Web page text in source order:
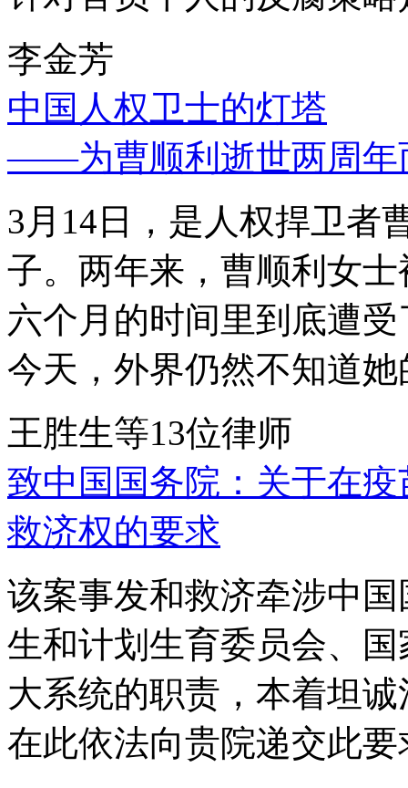
李金芳
中国人权卫士的灯塔
——为曹顺利逝世两周年
3月14日，是人权捍卫者
子。两年来，曹顺利女
六个月的时间里到底遭
今天，外界仍然不知道
王胜生等13位律师
致中国国务院：关于在
救济权的要求
该案事发和救济牵涉中
生和计划生育委员会、
大系统的职责，本着坦
在此依法向贵院递交此要